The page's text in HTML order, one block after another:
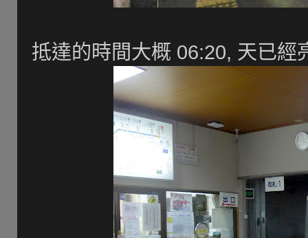
抵達的時間大概 06:20, 天已經